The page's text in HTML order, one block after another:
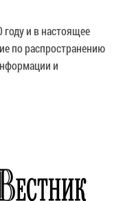
и в настоящее
по распространению
и